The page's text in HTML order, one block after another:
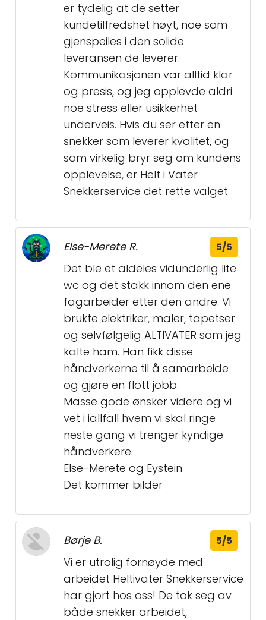
er tydelig at de setter
kundetilfredshet høyt, noe som
gjenspeiles i den solide
leveransen de leverer.
Kommunikasjonen var alltid klar
og presis, og jeg opplevde aldri
noe stress eller usikkerhet
underveis. Hvis du ser etter en
snekker som leverer kvalitet, og
som virkelig bryr seg om kundens
opplevelse, er Helt i Vater
Snekkerservice det rette valget
Else-Merete R. 5/5
Det ble et aldeles vidunderlig lite
wc og det stakk innom den ene
fagarbeider etter den andre. Vi
brukte elektriker, maler, tapetser
og selvfølgelig ALTIVATER som jeg
kalte ham. Han fikk disse
håndverkerne til å samarbeide
og gjøre en flott jobb.
Masse gode ønsker videre og vi
vet i iallfall hvem vi skal ringe
neste gang vi trenger kyndige
håndverkere.
Else-Merete og Eystein
Det kommer bilder
Børje B. 5/5
Vi er utrolig fornøyde med
arbeidet Heltivater Snekkerservice
har gjort hos oss! De tok seg av
både snekker arbeidet,